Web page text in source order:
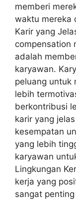
memberi
waktu mereka
Karir yang
compensation
adalah
karyawan.
peluang untuk
lebih
berkontribusi
karir yang
kesempatan
yang lebih
karyawan
Lingkungan
kerja yang
sangat